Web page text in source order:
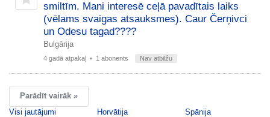
smiltīm. Mani interesē ceļā pavadītais laiks
(vēlams svaigas atsauksmes). Caur Čerņivci
un Odesu tagad????
Bulgārija
4 gadā atpakaļ • 1 abonents Nav atbilžu
Parādīt vairāk »
Visi jautājumi
Horvātija
Spānija